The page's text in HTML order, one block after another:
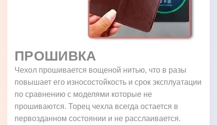
ПРОШИВКА
Чехол прошивается вощеной нитью, что в разы
повышает его износостойкость и срок эксплуатации
по сравнению с моделями которые не
прошиваются. Торец чехла всегда остается в
первозданном состоянии и не расслаивается.